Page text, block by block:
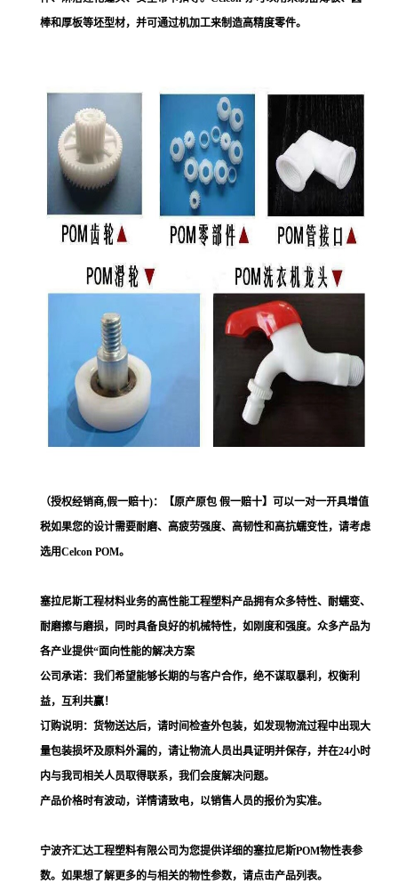
棒和厚板等坯型材，并可通过机加工来制造高精度零件。
（授权经销商,假一赔十)：【原产原包 假一赔十】可以一对一开具增值
税如果您的设计需要耐磨、高疲劳强度、高韧性和高抗蠕变性，请考虑
选用Celcon POM。
塞拉尼斯工程材料业务的高性能工程塑料产品拥有众多特性、耐蠕变、
耐磨擦与磨损，同时具备良好的机械特性，如刚度和强度。众多产品为
各产业提供“面向性能的解决方案
公司承诺：我们希望能够长期的与客户合作，绝不谋取暴利，权衡利
益，互利共赢！
订购说明：货物送达后，请时间检查外包装，如发现物流过程中出现大
量包装损坏及原料外漏的，请让物流人员出具证明并保存，并在24小时
内与我司相关人员取得联系，我们会度解决问题。
产品价格时有波动，详情请致电，以销售人员的报价为实准。
宁波齐汇达工程塑料有限公司为您提供详细的塞拉尼斯POM物性表参
数。如果想了解更多的与相关的物性参数，请点击产品列表。